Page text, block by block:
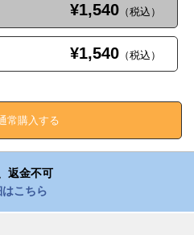
¥1,540 （税込）
¥1,540 （税込）
常購入する
返金不可
こちら